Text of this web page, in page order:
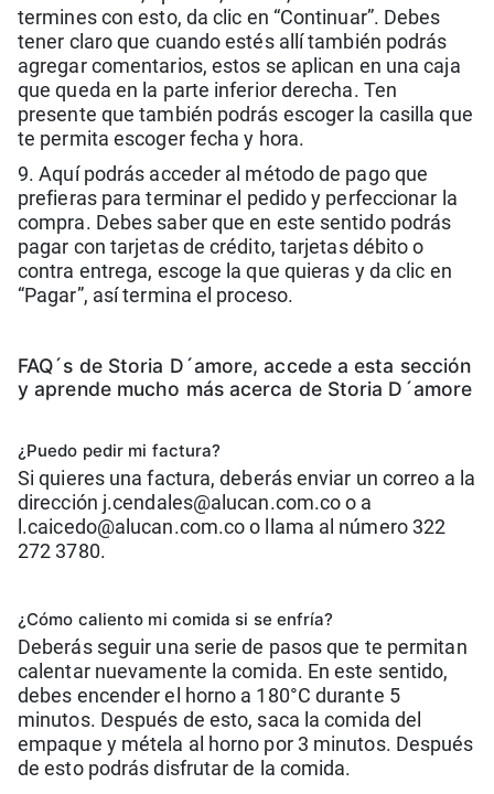
termines con esto, da clic en “Continuar”. Debes
tener claro que cuando estés allí también podrás
agregar comentarios, estos se aplican en una caja
que queda en la parte inferior derecha. Ten
presente que también podrás escoger la casilla que
te permita escoger fecha y hora.
9. Aquí podrás acceder al método de pago que
prefieras para terminar el pedido y perfeccionar la
compra. Debes saber que en este sentido podrás
pagar con tarjetas de crédito, tarjetas débito o
contra entrega, escoge la que quieras y da clic en
“Pagar”, así termina el proceso.
FAQ´s de Storia D´amore, accede a esta sección
y aprende mucho más acerca de Storia D´amore
¿Puedo pedir mi factura?
Si quieres una factura, deberás enviar un correo a la
dirección j.cendales@alucan.com.co o a
l.caicedo@alucan.com.co o llama al número 322
272 3780.
¿Cómo caliento mi comida si se enfría?
Deberás seguir una serie de pasos que te permitan
calentar nuevamente la comida. En este sentido,
debes encender el horno a 180°C durante 5
minutos. Después de esto, saca la comida del
empaque y métela al horno por 3 minutos. Después
de esto podrás disfrutar de la comida.